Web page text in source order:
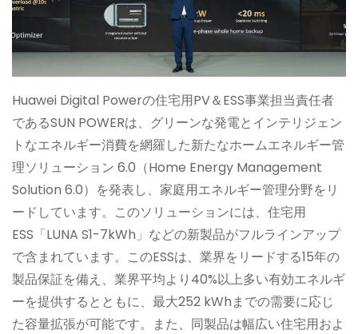
Huawei Digital Powerの住宅用PV＆ESS事業担当責任者
であるSUN POWERは、グリーンな発電とインテリジェン
トなエネルギー消費を網羅した新たなホームエネルギー管
理ソリューション 6.0（Home Energy Management
Solution 6.0）を発表し、家庭用エネルギー管理分野をリ
ードしています。このソリューションには、住宅用
ESS「LUNA S1-7kWh」などの新製品がフルラインアップ
で含まれています。このESSは、業界をリードする15年の
製品保証を備え、業界平均より40%以上多い有効エネルギ
ーを提供するとともに、最大252 kWhまでの需要に応じ
た容量拡張が可能です。また、同製品は幅広い住宅用およ